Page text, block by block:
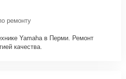
ремонту
Yamaha в Перми. Ремонт
качества.